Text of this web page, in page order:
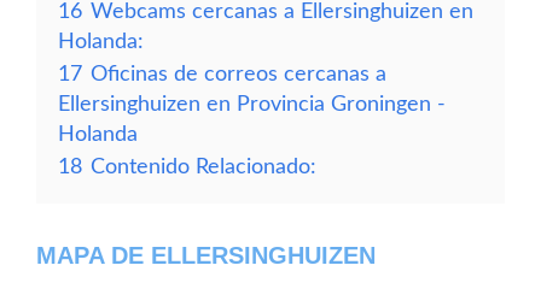
16 Webcams cercanas a Ellersinghuizen en
Holanda:
17 Oficinas de correos cercanas a
Ellersinghuizen en Provincia Groningen -
Holanda
18 Contenido Relacionado:
MAPA DE ELLERSINGHUIZEN